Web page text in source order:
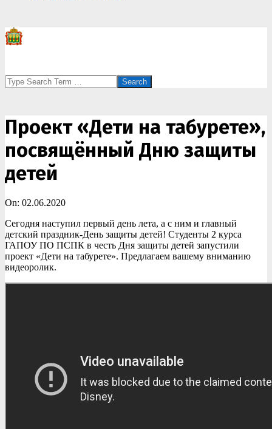
Search
Проект «Дети на табурете»,
посвящённый Дню защиты
детей
On: 02.06.2020
Сегодня наступил первый день лета, а с ним и главный
детский праздник-День защиты детей! Студенты 2 курса
ГАПОУ ПО ПСПК в честь Дня защиты детей запустили
проект «Дети на табурете». Предлагаем вашему вниманию
видеоролик.